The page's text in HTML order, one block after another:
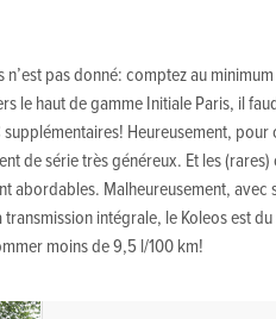
n’est pas donné: comptez au
le haut de gamme Initiale Paris, il
Heureusement, pour
de série très généreux. Et les
abordables. Malheureusement,
transmission intégrale, le Koleos est
moins de 9,5 l/100 km!